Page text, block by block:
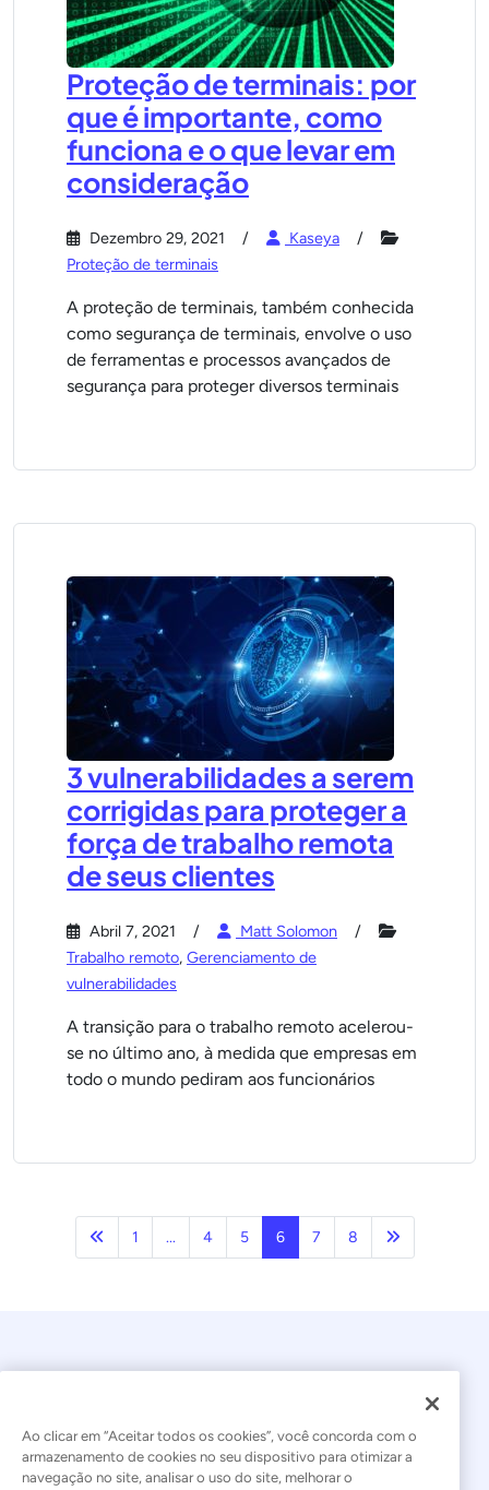
Proteção de terminais: por
que é importante, como
funciona e o que levar em
consideração
Dezembro 29, 2021
Kaseya
Proteção de terminais
A proteção de terminais, também conhecida
como segurança de terminais, envolve o uso
de ferramentas e processos avançados de
segurança para proteger diversos terminais
3 vulnerabilidades a serem
corrigidas para proteger a
força de trabalho remota
de seus clientes
Abril 7, 2021
Matt Solomon
Trabalho remoto, Gerenciamento de
vulnerabilidades
A transição para o trabalho remoto acelerou-
se no último ano, à medida que empresas em
todo o mundo pediram aos funcionários
Anterior
1 ... 4 5 6 7 8 Próxima
© 2026 Kaseya. Todos os direitos reservados.
Ao clicar em “Aceitar todos os cookies”, você concorda com o
armazenamento de cookies no seu dispositivo para otimizar a
navegação no site, analisar o uso do site, melhorar o